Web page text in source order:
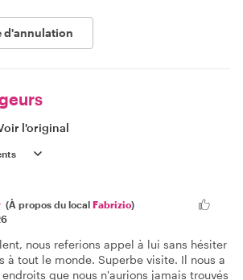
d'annulation
l'original
(À propos du local Fabrizio)
nous referions appel à lui sans hésiter
à tout le monde. Superbe visite. Il nous a
que nous n'aurions jamais trouvés